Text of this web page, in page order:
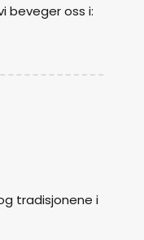
beveger oss i:
tradisjonene i